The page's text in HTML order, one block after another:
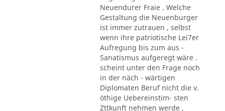
Neuendurer Fraie . Welche
Gestaltung die Neuenburger
ist immer zutrauen , selbst
wenn ihre patriotische Lei7er
Aufregung bis zum aus -
Sanatismus aufgeregt wäre .
scheint unter den Frage noch
in der näch - wärtigen
Diplomaten Beruf nicht die v.
öthige Uebereinstim- sten
Zttkunft nehmen werde ,